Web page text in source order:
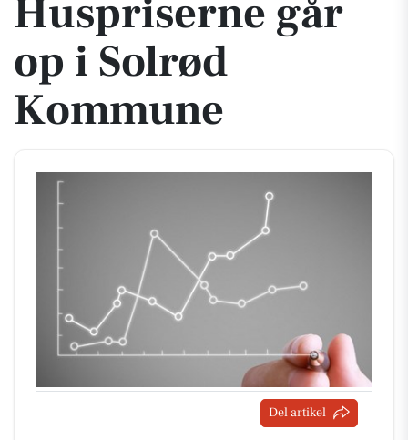
Huspriserne går
op i Solrød
Kommune
Del artikel